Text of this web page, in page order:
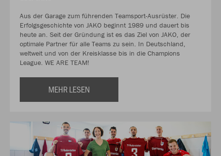
Aus der Garage zum führenden Teamsport-Ausrüster. Die
Erfolgsgeschichte von JAKO beginnt 1989 und dauert bis
heute an. Seit der Gründung ist es das Ziel von JAKO, der
optimale Partner für alle Teams zu sein. In Deutschland,
weltweit und von der Kreisklasse bis in die Champions
League. WE ARE TEAM!
MEHR LESEN